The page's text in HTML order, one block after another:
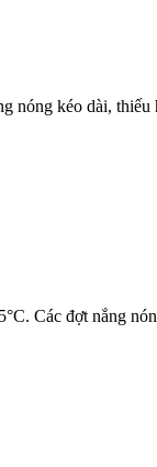
kéo dài,
Các đợt nắng